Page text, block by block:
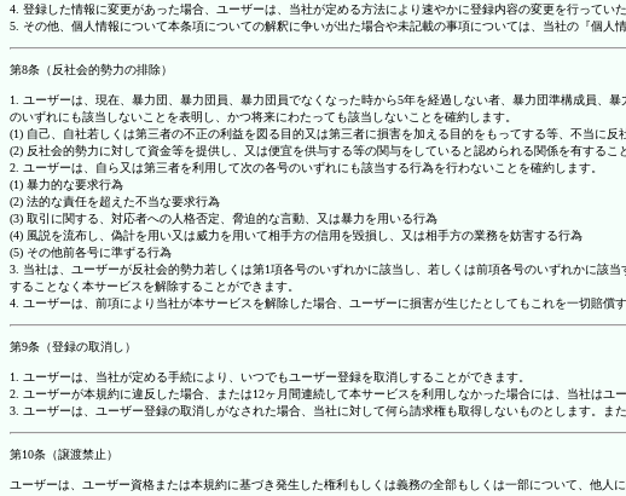
4. 登録した情報に変更があった場合、ユーザーは、当社が定める方法により速やかに登録内容の変更を行って
5. その他、個人情報について本条項についての解釈に争いが出た場合や未記載の事項については、当社の『個人
第8条（反社会的勢力の排除）
1. ユーザーは、現在、暴力団、暴力団員、暴力団員でなくなった時から5年を経過しない者、暴力団準構成員
のいずれにも該当しないことを表明し、かつ将来にわたっても該当しないことを確約します。
(1) 自己、自社若しくは第三者の不正の利益を図る目的又は第三者に損害を加える目的をもってする等、不当に
(2) 反社会的勢力に対して資金等を提供し、又は便宜を供与する等の関与をしていると認められる関係を有するこ
2. ユーザーは、自ら又は第三者を利用して次の各号のいずれにも該当する行為を行わないことを確約します。
(1) 暴力的な要求行為
(2) 法的な責任を超えた不当な要求行為
(3) 取引に関する、対応者への人格否定、脅迫的な言動、又は暴力を用いる行為
(4) 風説を流布し、偽計を用い又は威力を用いて相手方の信用を毀損し、又は相手方の業務を妨害する行為
(5) その他前各号に準ずる行為
3. 当社は、ユーザーが反社会的勢力若しくは第1項各号のいずれかに該当し、若しくは前項各号のいずれかに該
することなく本サービスを解除することができます。
4. ユーザーは、前項により当社が本サービスを解除した場合、ユーザーに損害が生じたとしてもこれを一切賠償
第9条（登録の取消し）
1. ユーザーは、当社が定める手続により、いつでもユーザー登録を取消しすることができます。
2. ユーザーが本規約に違反した場合、または12ヶ月間連続して本サービスを利用しなかった場合には、当社は
3. ユーザーは、ユーザー登録の取消しがなされた場合、当社に対して何ら請求権も取得しないものとします。
第10条（譲渡禁止）
ユーザーは、ユーザー資格または本規約に基づき発生した権利もしくは義務の全部もしくは一部について、他人